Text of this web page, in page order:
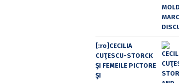
[:ro]CECILIA
CUŢESCU-STORCK
ŞI FEMEILE PICTORE
ŞI